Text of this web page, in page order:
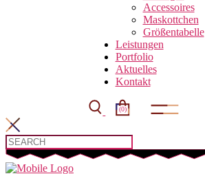
Accessoires
Maskottchen
Größentabelle
Leistungen
Portfolio
Aktuelles
Kontakt
(0)
cart.